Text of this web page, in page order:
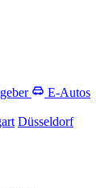
E-Autos
Düsseldorf